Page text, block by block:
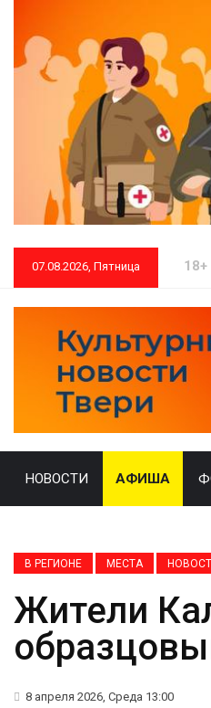
07.08.2026, Пятница 18+
НОВОСТИ АФИША
В РЕГИОНЕ МЕСТА
Жители
8 апреля 2026, Среда 13:00